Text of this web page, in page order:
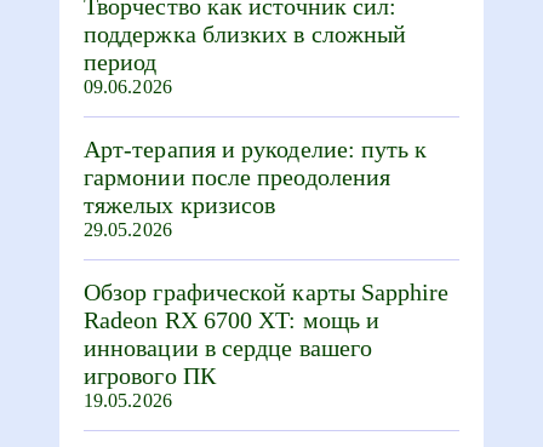
Творчество как источник сил:
поддержка близких в сложный
период
09.06.2026
Арт-терапия и рукоделие: путь к
гармонии после преодоления
тяжелых кризисов
29.05.2026
Обзор графической карты Sapphire
Radeon RX 6700 XT: мощь и
инновации в сердце вашего
игрового ПК
19.05.2026